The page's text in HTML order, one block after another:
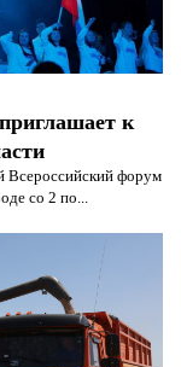
к
Всероссийский форум
со 2 по...